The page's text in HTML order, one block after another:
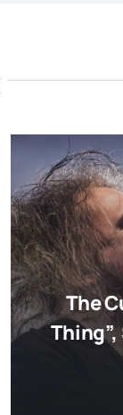
The